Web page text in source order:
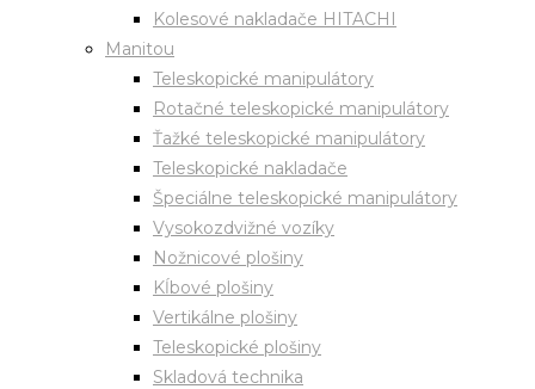
Kolesové nakladače HITACHI
Manitou
Teleskopické manipulátory
Rotačné teleskopické manipulátory
Ťažké teleskopické manipulátory
Teleskopické nakladače
Špeciálne teleskopické manipulátory
Vysokozdvižné vozíky
Nožnicové plošiny
Kĺbové plošiny
Vertikálne plošiny
Teleskopické plošiny
Skladová technika